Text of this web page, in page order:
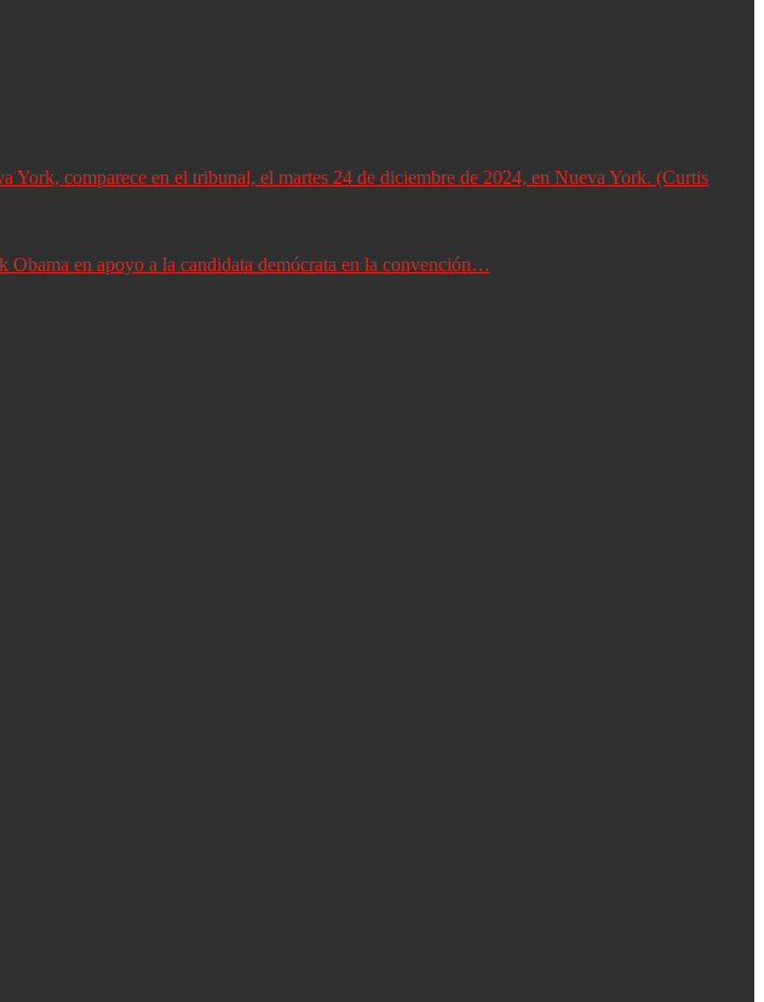
en apoyo a la candidata demócrata en la convención…